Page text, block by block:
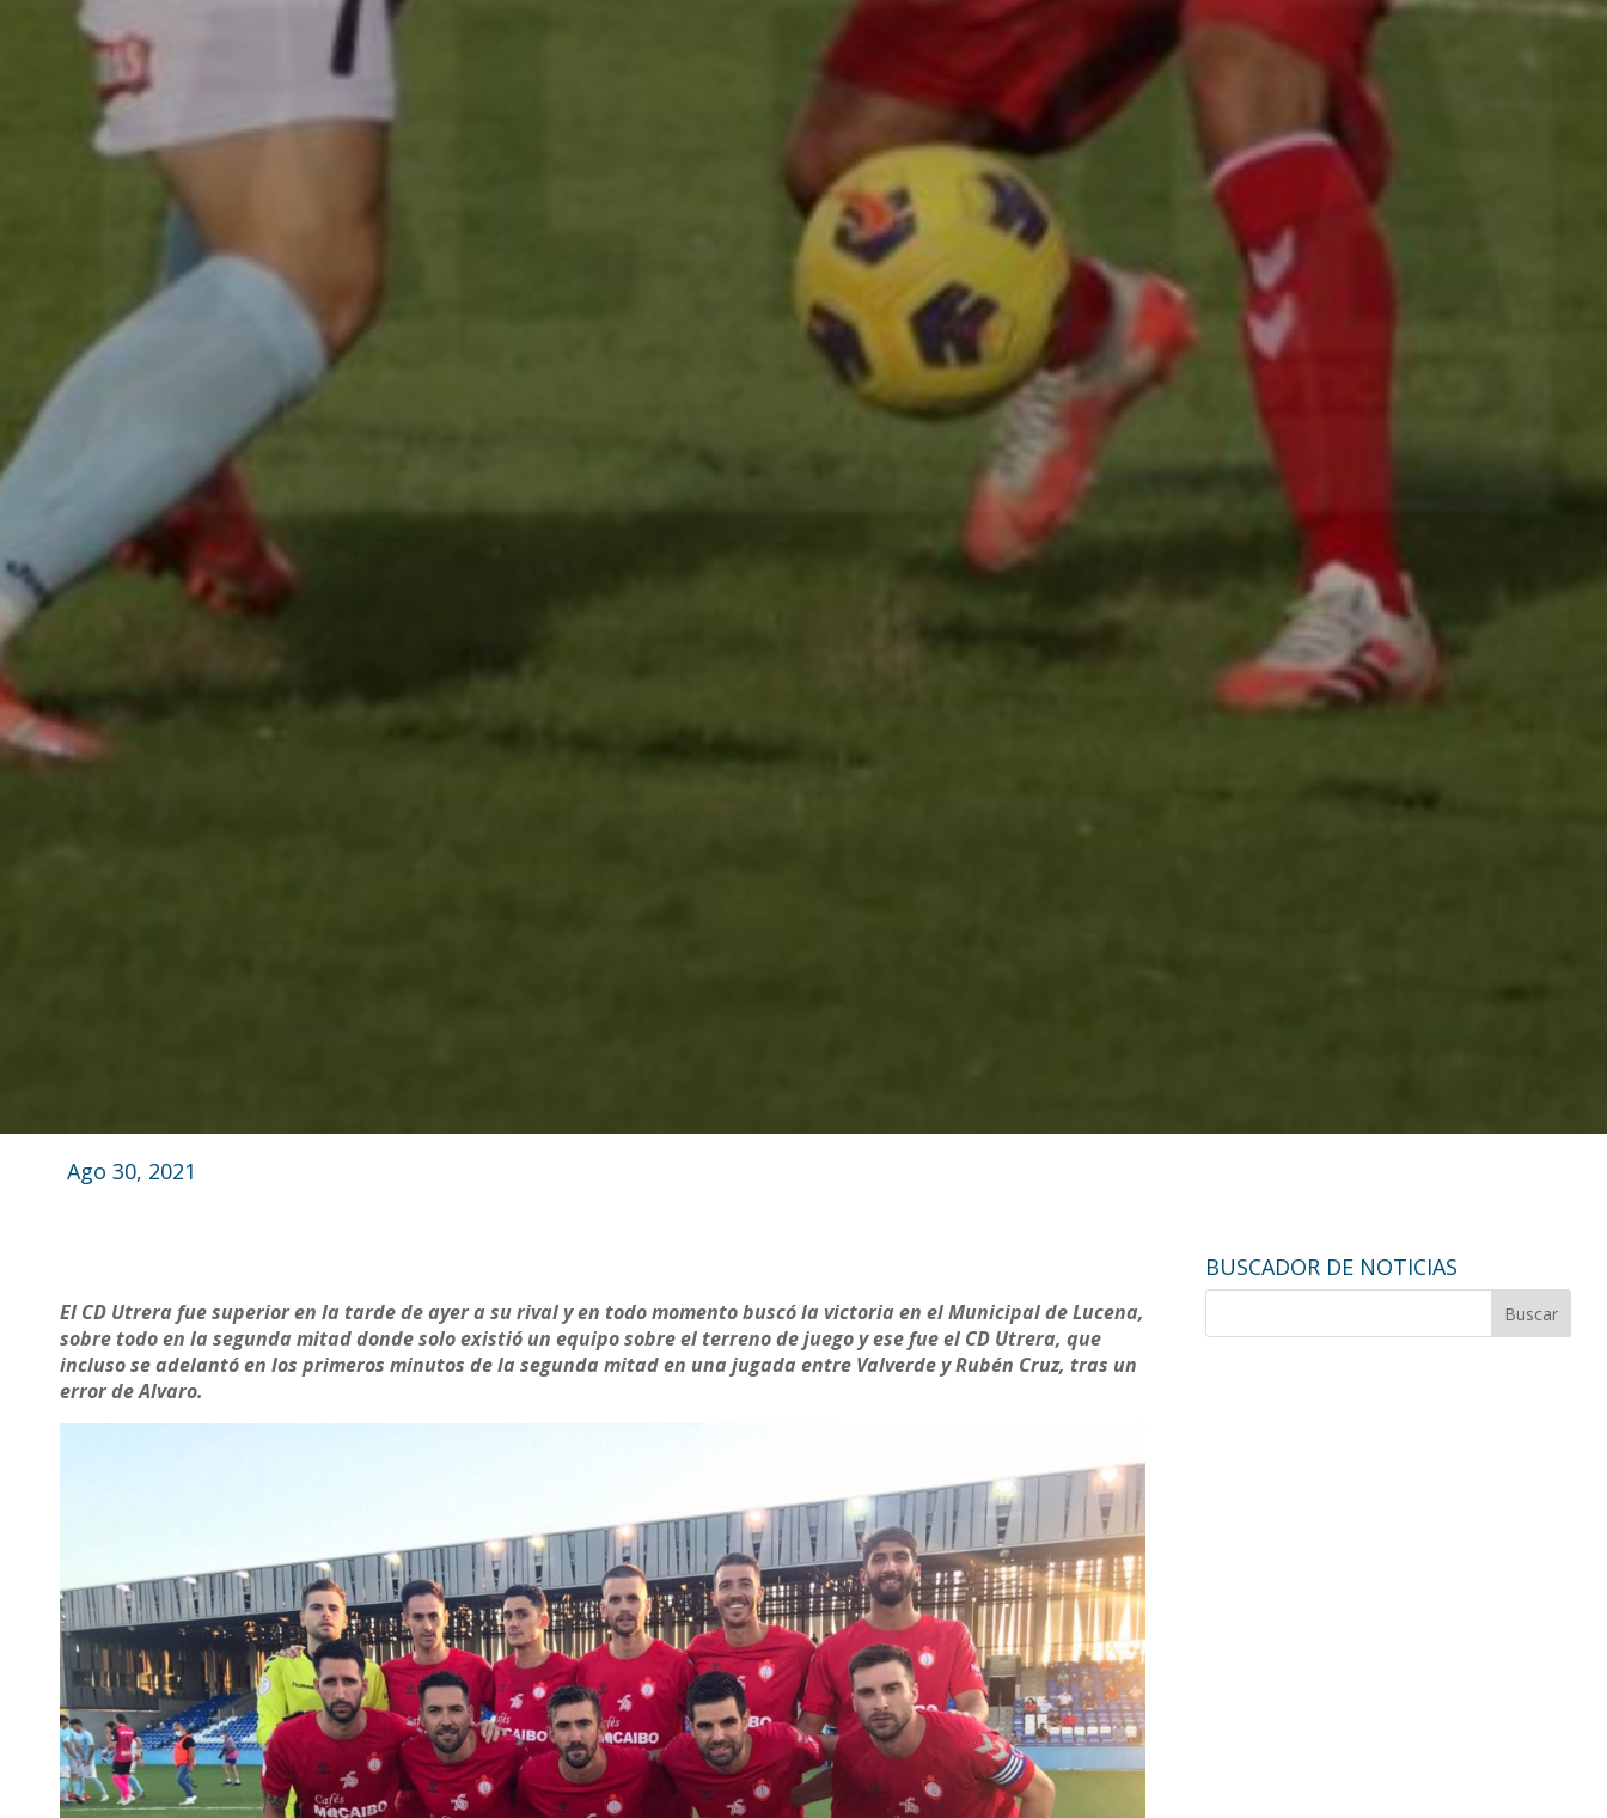
Ago 30, 2021
El CD Utrera fue superior en la tarde de ayer a su rival y en todo momento buscó la victoria en el Municipal de Lucena,
sobre todo en la segunda mitad donde solo existió un equipo sobre el terreno de juego y ese fue el CD Utrera, que
incluso se adelantó en los primeros minutos de la segunda mitad en una jugada entre Valverde y Rubén Cruz, tras un
error de Alvaro.
BUSCADOR DE NOTICIAS